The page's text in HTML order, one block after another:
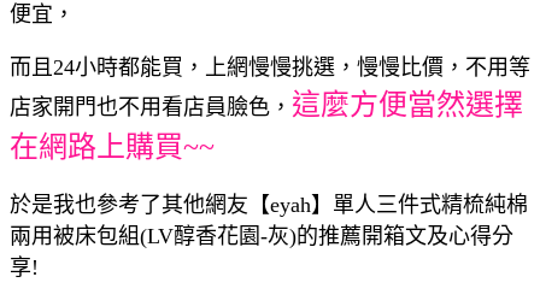
便宜，
而且24小時都能買，上網慢慢挑選，慢慢比價，不用等
店家開門也不用看店員臉色， 這麼方便當然選擇
在網路上購買~~
於是我也參考了其他網友【eyah】單人三件式精梳純棉
兩用被床包組(LV醇香花園-灰)的推薦開箱文及心得分
享!